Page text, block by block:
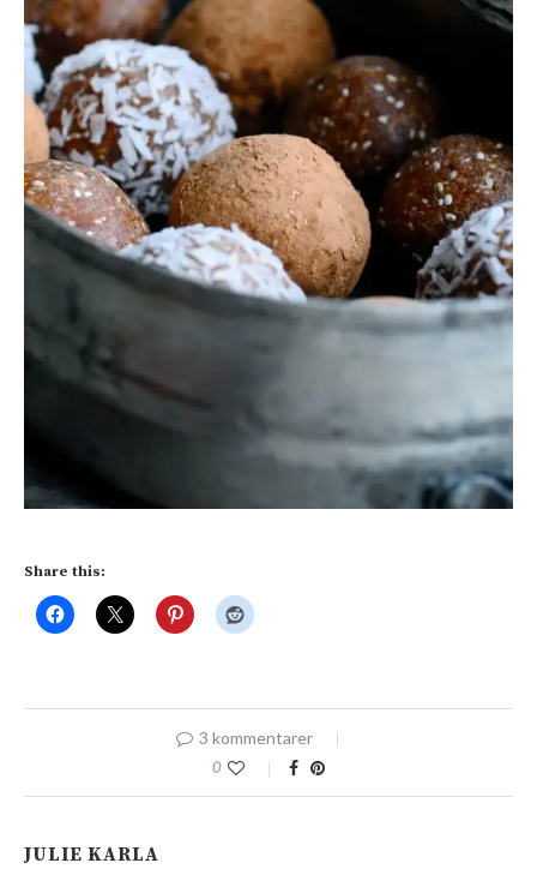
Share this:
3 kommentarer
0
JULIE KARLA